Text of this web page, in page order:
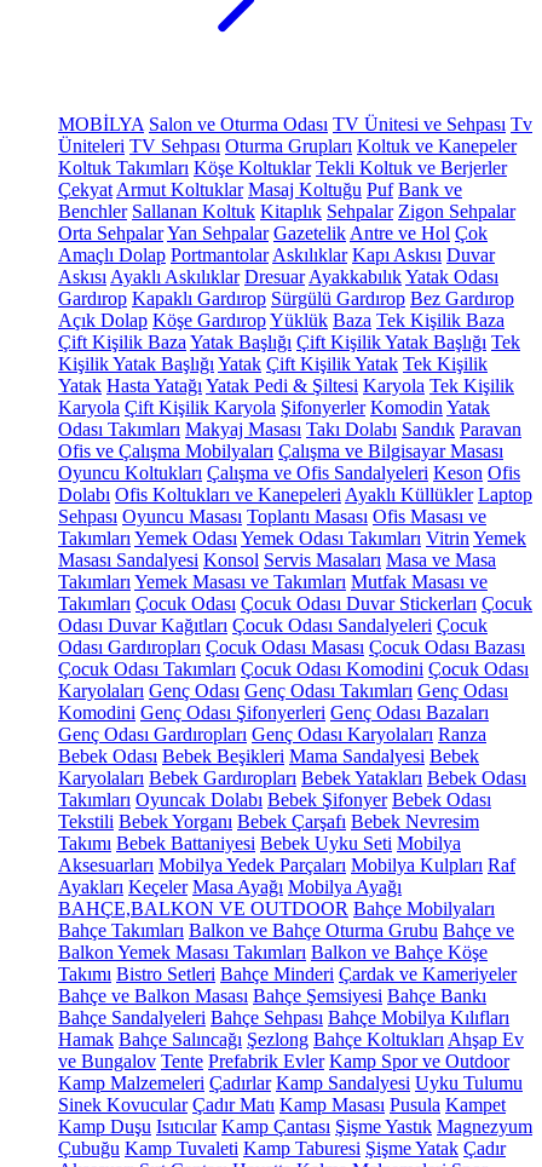
MOBİLYA Salon ve Oturma Odası TV Ünitesi ve Sehpası Tv
Üniteleri TV Sehpası Oturma Grupları Koltuk ve Kanepeler
Koltuk Takımları Köşe Koltuklar Tekli Koltuk ve Berjerler
Çekyat Armut Koltuklar Masaj Koltuğu Puf Bank ve
Benchler Sallanan Koltuk Kitaplık Sehpalar Zigon Sehpalar
Orta SehpalarYan Sehpalar Gazetelik Antre ve Hol Çok
Amaçlı Dolap Portmantolar Askılıklar Kapı Askısı Duvar
Askısı Ayaklı Askılıklar Dresuar AyakkabılıkYatak Odası
Gardırop Kapaklı Gardırop Sürgülü Gardırop Bez Gardırop
Açık Dolap Köşe GardıropYüklük Baza Tek Kişilik Baza
Çift Kişilik Baza Yatak Başlığı Çift Kişilik Yatak Başlığı Tek
Kişilik Yatak Başlığı Yatak Çift Kişilik Yatak Tek Kişilik
Yatak Hasta Yatağı Yatak Pedi & Şiltesi Karyola Tek Kişilik
Karyola Çift Kişilik Karyola Şifonyerler Komodin Yatak
Odası Takımları Makyaj Masası Takı Dolabı Sandık Paravan
Ofis ve Çalışma Mobilyaları Çalışma ve Bilgisayar Masası
Oyuncu Koltukları Çalışma ve Ofis Sandalyeleri Keson Ofis
Dolabı Ofis Koltukları ve Kanepeleri Ayaklı Küllükler Laptop
Sehpası Oyuncu Masası Toplantı Masası Ofis Masası ve
Takımları Yemek Odası Yemek Odası Takımları Vitrin Yemek
Masası Sandalyesi Konsol Servis Masaları Masa ve Masa
Takımları Yemek Masası ve Takımları Mutfak Masası ve
Takımları Çocuk Odası Çocuk Odası Duvar Stickerları Çocuk
Odası Duvar Kağıtları Çocuk Odası Sandalyeleri Çocuk
Odası Gardıropları Çocuk Odası Masası Çocuk Odası Bazası
Çocuk Odası Takımları Çocuk Odası Komodini Çocuk Odası
Karyolaları Genç Odası Genç Odası Takımları Genç Odası
Komodini Genç Odası Şifonyerleri Genç Odası Bazaları
Genç Odası Gardıropları Genç Odası Karyolaları Ranza
Bebek Odası Bebek Beşikleri Mama Sandalyesi Bebek
Karyolaları Bebek Gardıropları Bebek Yatakları Bebek Odası
Takımları Oyuncak Dolabı Bebek Şifonyer Bebek Odası
Tekstili Bebek Yorganı Bebek Çarşafı Bebek Nevresim
Takımı Bebek Battaniyesi Bebek Uyku Seti Mobilya
Aksesuarları Mobilya Yedek Parçaları Mobilya Kulpları Raf
Ayakları Keçeler Masa Ayağı Mobilya Ayağı
BAHÇE,BALKON VE OUTDOOR Bahçe Mobilyaları
Bahçe Takımları Balkon ve Bahçe Oturma Grubu Bahçe ve
Balkon Yemek Masası Takımları Balkon ve Bahçe Köşe
Takımı Bistro Setleri Bahçe Minderi Çardak ve Kameriyeler
Bahçe ve Balkon Masası Bahçe Şemsiyesi Bahçe Bankı
Bahçe Sandalyeleri Bahçe Sehpası Bahçe Mobilya Kılıfları
Hamak Bahçe Salıncağı Şezlong Bahçe Koltukları Ahşap Ev
ve Bungalov Tente Prefabrik Evler Kamp Spor ve Outdoor
Kamp Malzemeleri Çadırlar Kamp Sandalyesi Uyku Tulumu
Sinek Kovucular Çadır Matı Kamp Masası Pusula Kampet
Kamp Duşu Isıtıcılar Kamp Çantası Şişme Yastık Magnezyum
Çubuğu Kamp Tuvaleti Kamp Taburesi Şişme Yatak Çadır